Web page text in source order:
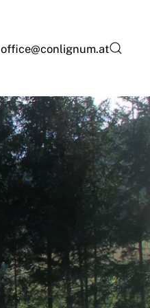
office@conlignum.at